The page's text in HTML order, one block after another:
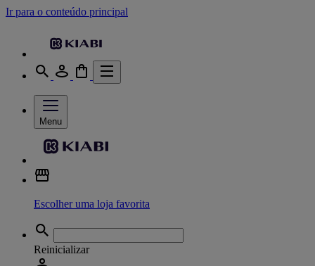
Ir para o conteúdo principal
Menu
Escolher uma loja favorita
Reinicializar